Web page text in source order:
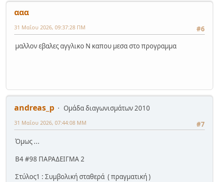
ααα
#6
31 Μαΐου 2026, 09:37:28 ΠΜ
μαλλον εβαλες αγγλικο Ν καπου μεσα στο προγραμμα
andreas_p
Ομάδα διαγωνισμάτων 2010
#7
31 Μαΐου 2026, 07:44:08 ΜΜ
Όμως ...
Β4 #98 ΠΑΡΑΔΕΙΓΜΑ 2
Στύλος1 : Συμβολική σταθερά ( πραγματική )